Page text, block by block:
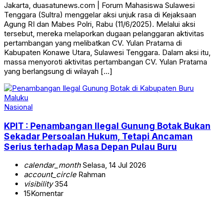
Jakarta, duasatunews.com | Forum Mahasiswa Sulawesi
Tenggara (Sultra) menggelar aksi unjuk rasa di Kejaksaan
Agung RI dan Mabes Polri, Rabu (11/6/2025). Melalui aksi
tersebut, mereka melaporkan dugaan pelanggaran aktivitas
pertambangan yang melibatkan CV. Yulan Pratama di
Kabupaten Konawe Utara, Sulawesi Tenggara. Dalam aksi itu,
massa menyoroti aktivitas pertambangan CV. Yulan Pratama
yang berlangsung di wilayah […]
Nasional
KPIT : Penambangan Ilegal Gunung Botak Bukan
Sekadar Persoalan Hukum, Tetapi Ancaman
Serius terhadap Masa Depan Pulau Buru
calendar_monthSelasa, 14 Jul 2026
account_circleRahman
visibility354
15Komentar